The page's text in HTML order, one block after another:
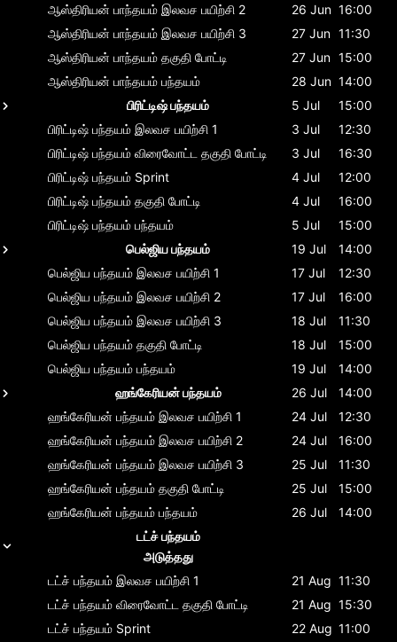
ஆஸ்திரியன் பாந்தயம் இலவச பயிற்சி 2 26 Jun 16:00
ஆஸ்திரியன் பாந்தயம் இலவச பயிற்சி 3 27 Jun 11:30
ஆஸ்திரியன் பாந்தயம் தகுதி போட்டி 27 Jun 15:00
ஆஸ்திரியன் பாந்தயம் பந்தயம் 28 Jun 14:00
பிரிட்டிஷ் பந்தயம்
5 Jul
15:00
பிரிட்டிஷ் பந்தயம் இலவச பயிற்சி 1 3 Jul
12:30
பிரிட்டிஷ் பந்தயம் விரைவோட்ட தகுதி போட்டி 3 Jul
16:30
பிரிட்டிஷ் பந்தயம் Sprint 4 Jul
12:00
பிரிட்டிஷ் பந்தயம் தகுதி போட்டி 4 Jul
16:00
பிரிட்டிஷ் பந்தயம் பந்தயம் 5 Jul
15:00
பெல்ஜிய பந்தயம்
19 Jul
14:00
பெல்ஜிய பந்தயம் இலவச பயிற்சி 1 17 Jul
12:30
பெல்ஜிய பந்தயம் இலவச பயிற்சி 2 17 Jul
16:00
பெல்ஜிய பந்தயம் இலவச பயிற்சி 3 18 Jul
11:30
பெல்ஜிய பந்தயம் தகுதி போட்டி 18 Jul
15:00
பெல்ஜிய பந்தயம் பந்தயம் 19 Jul
14:00
ஹங்கேரியன் பந்தயம்
26 Jul
14:00
ஹங்கேரியன் பந்தயம் இலவச பயிற்சி 1 24 Jul
12:30
ஹங்கேரியன் பந்தயம் இலவச பயிற்சி 2 24 Jul
16:00
ஹங்கேரியன் பந்தயம் இலவச பயிற்சி 3 25 Jul
11:30
ஹங்கேரியன் பந்தயம் தகுதி போட்டி 25 Jul
15:00
ஹங்கேரியன் பந்தயம் பந்தயம் 26 Jul
14:00
டட்ச் பந்தயம்
அடுத்தது
டட்ச் பந்தயம் இலவச பயிற்சி 1 21 Aug 11:30
டட்ச் பந்தயம் விரைவோட்ட தகுதி போட்டி 21 Aug 15:30
டட்ச் பந்தயம் Sprint 22 Aug 11:00